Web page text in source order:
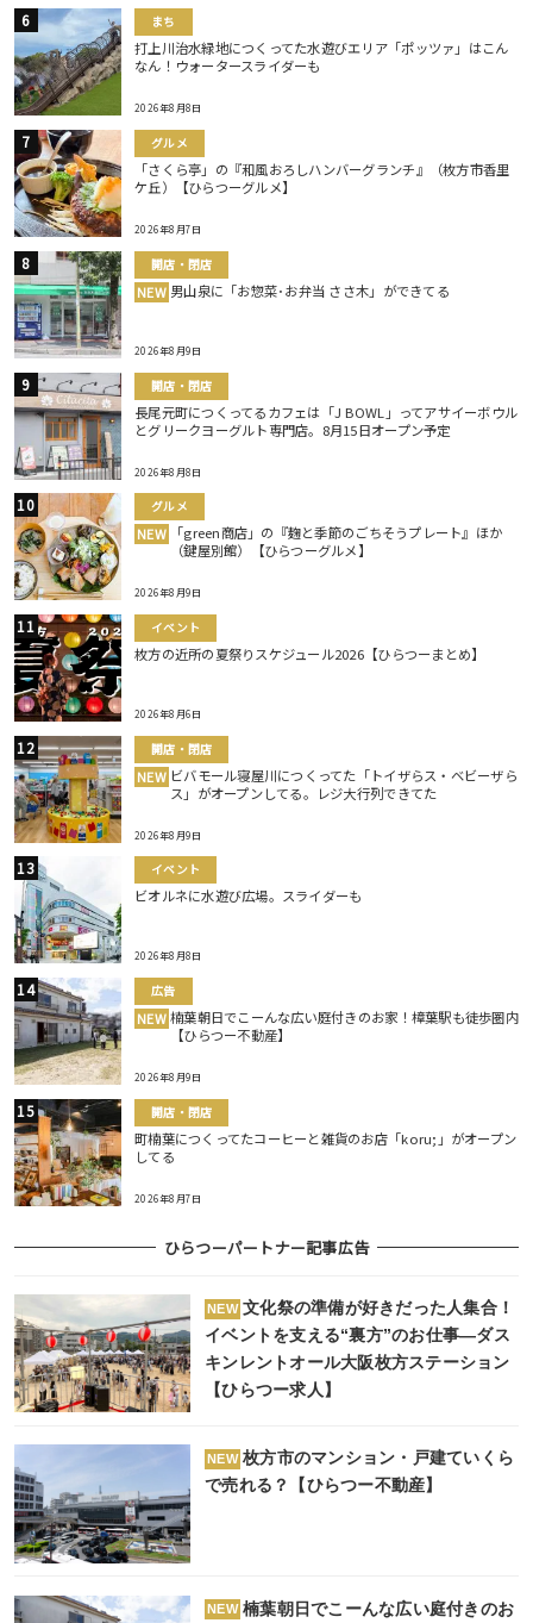
まち
打上川治水緑地につくってた水遊びエリア「ポッツァ」はこん
なん！ウォータースライダーも
2026年8月8日
グルメ
「さくら亭」の『和風おろしハンバーグランチ』（枚方市香里
ケ丘）【ひらつーグルメ】
2026年8月7日
開店・閉店
NEW 男山泉に「お惣菜･お弁当 ささ木」ができてる
2026年8月9日
開店・閉店
長尾元町につくってるカフェは「J BOWL」ってアサイーボウル
とグリークヨーグルト専門店。8月15日オープン予定
2026年8月8日
グルメ
NEW
「green商店」の『麹と季節のごちそうプレート』ほか
（鍵屋別館）【ひらつーグルメ】
2026年8月9日
イベント
枚方の近所の夏祭りスケジュール2026【ひらつーまとめ】
2026年8月6日
開店・閉店
NEW ビバモール寝屋川につくってた「トイザらス・ベビーザら
ス」がオープンしてる。レジ大行列できてた
2026年8月9日
イベント
ビオルネに水遊び広場。スライダーも
2026年8月8日
広告
NEW 楠葉朝日でこーんな広い庭付きのお家！樟葉駅も徒歩圏内
【ひらつー不動産】
2026年8月9日
開店・閉店
町楠葉につくってたコーヒーと雑貨のお店「koru;」がオープン
してる
2026年8月7日
ひらつーパートナー記事広告
NEW 文化祭の準備が好きだった人集合！
イベントを支える“裏方”のお仕事―ダス
キンレントオール大阪枚方ステーション
【ひらつー求人】
NEW 枚方市のマンション・戸建ていくら
で売れる？【ひらつー不動産】
NEW 楠葉朝日でこーんな広い庭付きのお